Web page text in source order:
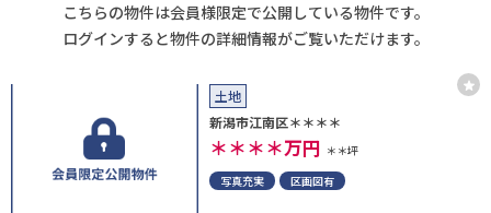
こちらの物件は会員様限定で公開している物件です。
ログインすると物件の詳細情報がご覧いただけます。
土地
新潟市江南区＊＊＊＊
＊＊＊＊万円 ＊＊坪
写真充実
区画図有